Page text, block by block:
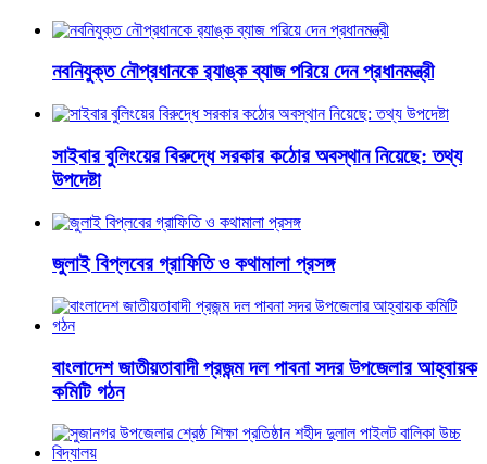
নবনিযুক্ত নৌপ্রধানকে র‌্যাঙ্ক ব্যাজ পরিয়ে দেন প্রধানমন্ত্রী
সাইবার বুলিংয়ের বিরুদ্ধে সরকার কঠোর অবস্থান নিয়েছে: তথ্য
উপদেষ্টা
জুলাই বিপ্লবের গ্রাফিতি ও কথামালা প্রসঙ্গ
বাংলাদেশ জাতীয়তাবাদী প্রজন্ম দল পাবনা সদর উপজেলার আহ্বায়ক
কমিটি গঠন